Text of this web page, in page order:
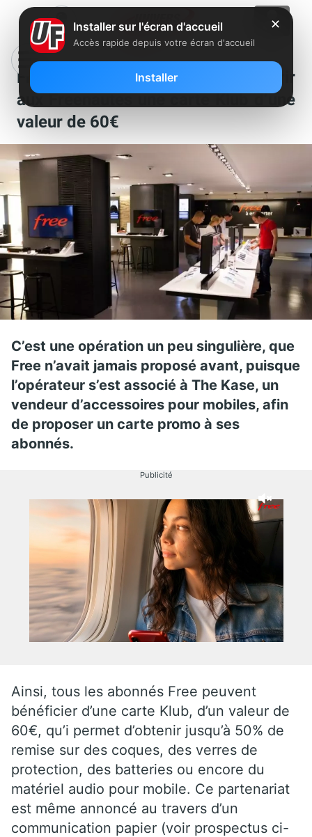
Free s’associe à The Kase pour offrir
aux Freenautes une carte Klub d’une
valeur de 60€
C’est une opération un peu singulière, que
Free n’avait jamais proposé avant, puisque
l’opérateur s’est associé à The Kase, un
vendeur d’accessoires pour mobiles, afin
de proposer un carte promo à ses
abonnés.
Publicité
Ainsi, tous les abonnés Free peuvent
bénéficier d’une carte Klub, d’un valeur de
60€, qu’i permet d’obtenir jusqu’à 50% de
remise sur des coques, des verres de
protection, des batteries ou encore du
matériel audio pour mobile. Ce partenariat
est même annoncé au travers d’un
communication papier (voir prospectus ci-
✕
Installer sur l'écran d'accueil
Accès rapide depuis votre écran d'accueil
Installer